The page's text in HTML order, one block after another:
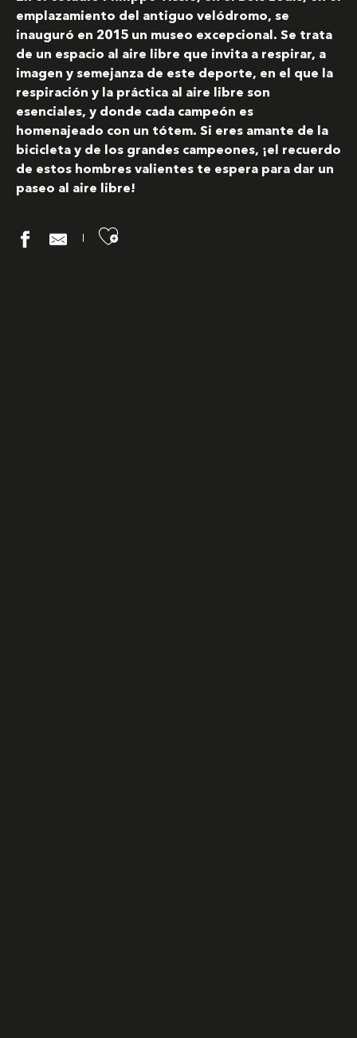
emplazamiento del antiguo velódromo, se
inauguró en 2015 un museo excepcional. Se trata
de un espacio al aire libre que invita a respirar, a
imagen y semejanza de este deporte, en el que la
respiración y la práctica al aire libre son
esenciales, y donde cada campeón es
homenajeado con un tótem. Si eres amante de la
bicicleta y de los grandes campeones, ¡el recuerdo
de estos hombres valientes te espera para dar un
paseo al aire libre!
Ajouter aux favoris